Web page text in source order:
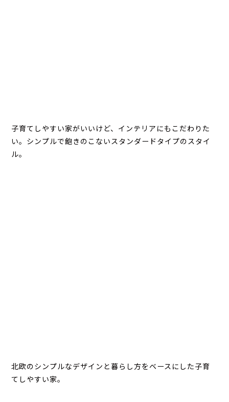
子育てしやすい家がいいけど、インテリアにもこだわりた
い。シンプルで飽きのこないスタンダードタイプのスタイ
ル。
北欧のシンプルなデザインと暮らし方をベースにした子育
てしやすい家。